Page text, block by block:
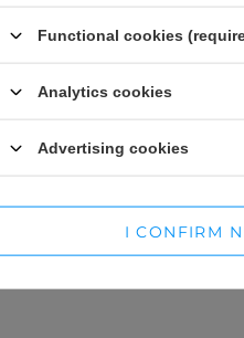
Functional cookies
Analytics cookies
Advertising cookies
I CONFIRM